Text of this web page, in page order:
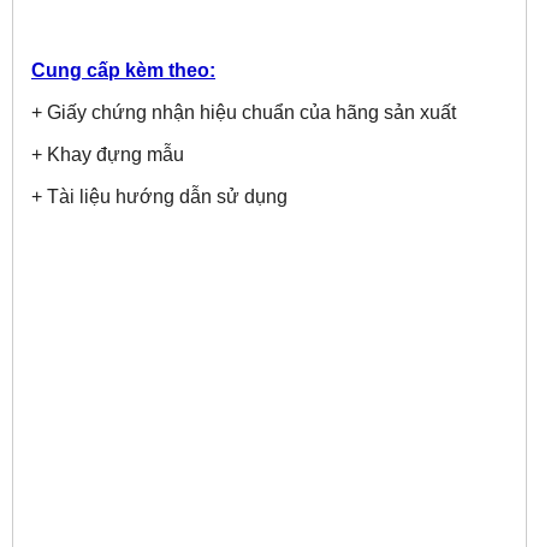
Cung cấp kèm theo:
+ Giấy chứng nhận hiệu chuẩn của hãng sản xuất
+ Khay đựng mẫu
+ Tài liệu hướng dẫn sử dụng